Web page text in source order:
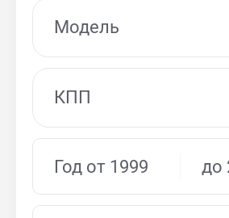
Модель
КПП